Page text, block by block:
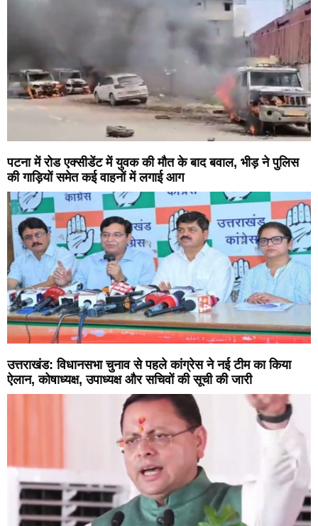
पटना में रोड एक्सीडेंट में युवक की मौत के बाद बवाल, भीड़ ने पुलिस
की गाड़ियों समेत कई वाहनों में लगाई आग
उत्तराखंड: विधानसभा चुनाव से पहले कांग्रेस ने नई टीम का किया
ऐलान, कोषाध्यक्ष, उपाध्यक्ष और सचिवों की सूची की जारी